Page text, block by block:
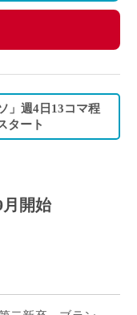
」週4日13コマ程
タート
開始